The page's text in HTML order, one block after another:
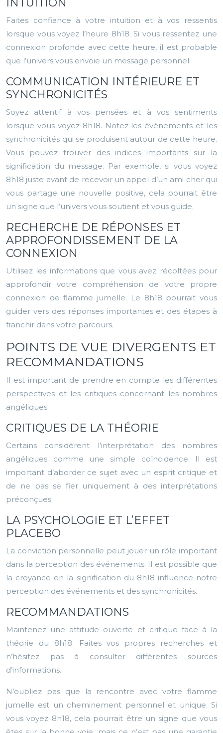
INTUITION
Faites confiance à votre intuition et à vos ressentis
lorsque vous voyez l’heure 8h18. Si vous ressentez une
connexion profonde avec cette heure, il est probable
que l’univers vous envoie un message personnel.
COMMUNICATION INTÉRIEURE ET
SYNCHRONICITÉS
Soyez attentif à vos pensées et à vos sentiments
lorsque vous voyez 8h18. Notez les événements et les
synchronicités qui se produisent autour de cette heure.
Vous pouvez trouver des indices importants sur la
signification du message. Par exemple, si vous voyez
8h18 juste avant de recevoir un appel d’un ami cher qui
vous partage une nouvelle positive, cela pourrait être
un signe que l’univers vous soutient et vous guide.
RECHERCHE DE RÉPONSES ET
APPROFONDISSEMENT DE LA
CONNEXION
Utilisez les informations que vous avez récoltées pour
approfondir votre compréhension de votre propre
connexion de flamme jumelle. Le 8h18 pourrait vous
guider vers des réponses importantes et des étapes à
franchir dans votre parcours.
POINTS DE VUE DIVERGENTS ET
RECOMMANDATIONS
Il est important de prendre en compte les différentes
perspectives et les critiques concernant les nombres
angéliques.
CRITIQUES DE LA THÉORIE
Certains considèrent l’interprétation des nombres
angéliques comme une simple coïncidence. Il est
important d’aborder ce sujet avec un esprit critique et
de ne pas se fier uniquement à des interprétations
préconçues.
LA PSYCHOLOGIE ET L’EFFET
PLACEBO
La conviction personnelle peut jouer un rôle important
dans la perception des événements. Il est possible que
la croyance en la signification du 8h18 influence notre
perception des événements et des synchronicités.
RECOMMANDATIONS
Maintenez une attitude ouverte et critique face à la
théorie du 8h18. Faites vos propres recherches et
n’hésitez pas à consulter différentes sources
d’informations.
N’oubliez pas que la rencontre avec votre flamme
jumelle est un cheminement personnel et unique. Si
vous voyez 8h18, cela pourrait être un signe que vous